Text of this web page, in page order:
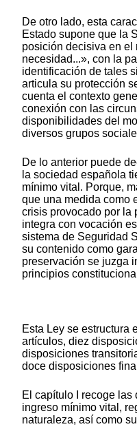
De otro lado, esta
Estado supone que la
posición decisiva en el
necesidad...», con la
identificación de tales
articula su protección
cuenta el contexto
conexión con las
disponibilidades del
diversos grupos
De lo anterior puede
la sociedad española
mínimo vital. Porque,
que una medida como
crisis provocado por la
integra con vocación
sistema de Seguridad
su contenido como
preservación se juzga
principios
Esta Ley se estructura
artículos, diez
disposiciones
doce disposiciones
El capítulo I recoge las
ingreso mínimo vital,
naturaleza, así como